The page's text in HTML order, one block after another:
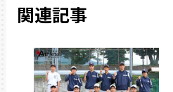
関連記事